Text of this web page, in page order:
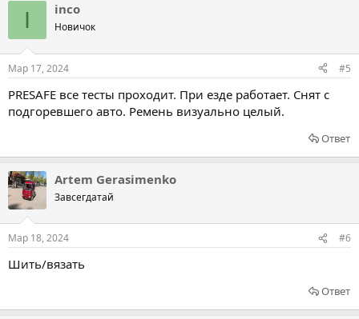
I inco
Новичок
Мар 17, 2024 #5
PRESAFE все тесты проходит. При езде работает. Снят с
подгоревшего авто. Ремень визуально целый.
Ответ
Artem Gerasimenko
Завсегдатай
Мар 18, 2024 #6
Шить/вязать
Ответ